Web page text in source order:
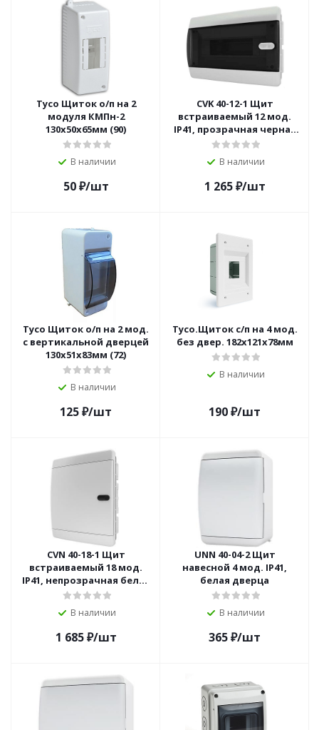
Тусо Щиток о/п на 2
модуля КМПн-2
130х50х65мм (90)
В наличии
50₽/шт
CVK 40-12-1 Щит
встраиваемый 12 мод.
IP41, прозрачная черная
дверца
В наличии
1 265₽/шт
Тусо Щиток о/п на 2 мод.
с вертикальной дверцей
130х51х83мм (72)
В наличии
125₽/шт
Тусо.Щиток с/п на 4 мод.
без двер. 182х121х78мм
В наличии
190₽/шт
CVN 40-18-1 Щит
встраиваемый 18 мод.
IP41, непрозрачная белая
дверца
В наличии
1 685₽/шт
UNN 40-04-2 Щит
навесной 4 мод. IP41,
белая дверца
В наличии
365₽/шт